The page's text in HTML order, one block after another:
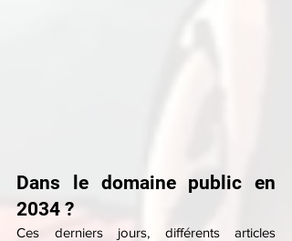
Dans le domaine public en
2034 ?
Ces derniers jours, différents articles